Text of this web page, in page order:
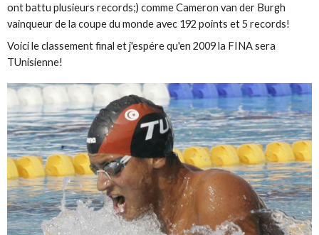
ont battu plusieurs records;) comme Cameron van der Burgh
vainqueur de la coupe du monde avec 192 points et 5 records!
Voici le classement final et j'espére qu'en 2009 la FINA sera
TUnisienne!